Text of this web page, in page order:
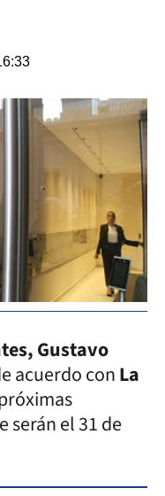
Gustavo
acuerdo conLa
serán el 31 de